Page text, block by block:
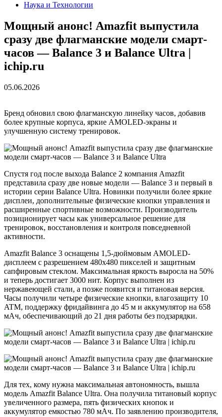
Наука и Технологии
Мощный анонс! Amazfit выпустила
сразу две флагманские модели смарт-
часов — Balance 3 и Balance Ultra |
ichip.ru
05.06.2026
Бренд обновил свою флагманскую линейку часов, добавив
более крупные корпуса, яркие AMOLED-экраны и
улучшенную систему тренировок.
Спустя год после выхода Balance 2 компания Amazfit
представила сразу две новые модели — Balance 3 и первый в
истории серии Balance Ultra. Новинки получили более яркие
дисплеи, дополнительные физические кнопки управления и
расширенные спортивные возможности. Производитель
позиционирует часы как универсальное решение для
тренировок, восстановления и контроля повседневной
активности.
Amazfit Balance 3 оснащены 1,5-дюймовым AMOLED-
дисплеем с разрешением 480х480 пикселей и защитным
сапфировым стеклом. Максимальная яркость выросла на 50%
и теперь достигает 3000 нит. Корпус выполнен из
нержавеющей стали, а позже появится и титановая версия.
Часы получили четыре физические кнопки, влагозащиту 10
ATM, поддержку фридайвинга до 45 м и аккумулятор на 658
мАч, обеспечивающий до 21 дня работы без подзарядки.
Для тех, кому нужна максимальная автономность, вышла
модель Amazfit Balance Ultra. Она получила титановый корпус
увеличенного размера, пять физических кнопок и
аккумулятор емкостью 780 мАч. По заявлению производителя,